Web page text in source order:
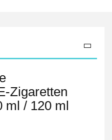
Zigaretten
ml / 120 ml